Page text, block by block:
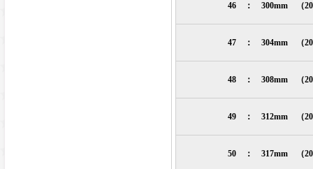
46 ： 300mm （
47 ： 304mm （
48 ： 308mm （
49 ： 312mm （
50 ： 317mm （